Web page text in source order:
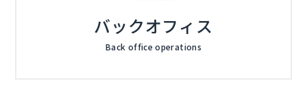
バックオフィス
Back office operations